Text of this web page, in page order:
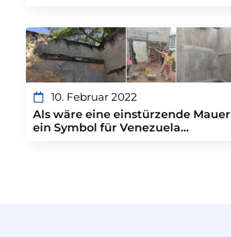
10. Februar 2022
Als wäre eine einstürzende Mauer
ein Symbol für Venezuela…